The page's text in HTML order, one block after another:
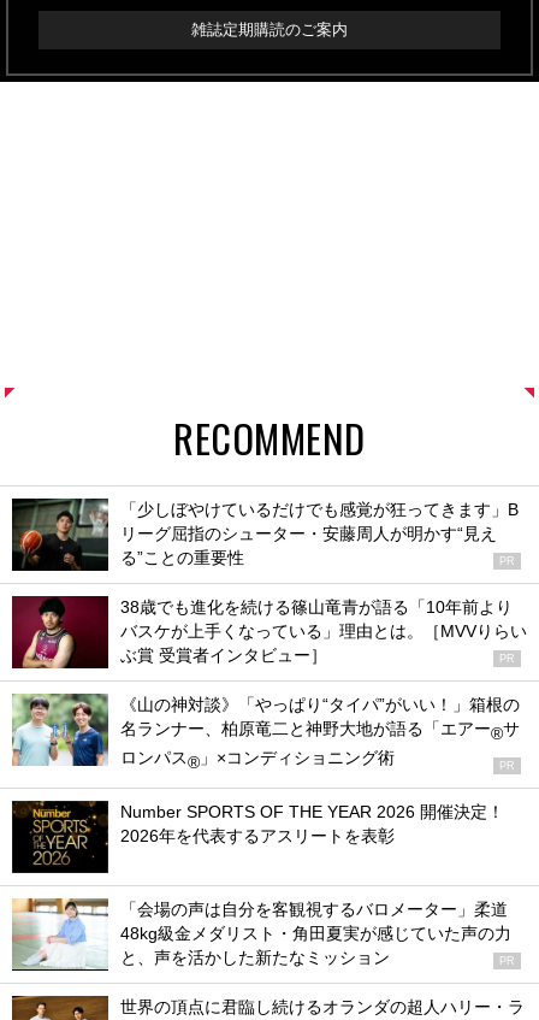
雑誌定期購読のご案内
RECOMMEND
「少しぼやけているだけでも感覚が狂ってきます」B
リーグ屈指のシューター・安藤周人が明かす“見え
る”ことの重要性
PR
38歳でも進化を続ける篠山竜青が語る「10年前より
バスケが上手くなっている」理由とは。［MVVりらい
ぶ賞 受賞者インタビュー］
PR
《山の神対談》「やっぱり“タイパ”がいい！」箱根の
名ランナー、柏原竜二と神野大地が語る「エアー®サ
ロンパス® 」×コンディショニング術 PR
Number SPORTS OF THE YEAR 2026 開催決定！
2026年を代表するアスリートを表彰
「会場の声は自分を客観視するバロメーター」柔道
48kg級金メダリスト・角田夏実が感じていた声の力
と、声を活かした新たなミッション
PR
世界の頂点に君臨し続けるオランダの超人ハリー・ラ